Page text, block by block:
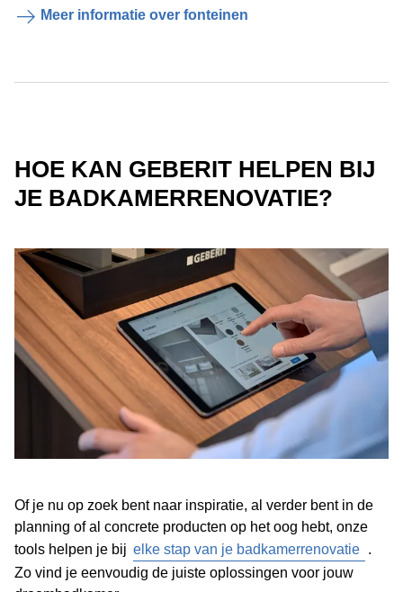
Meer informatie over fonteinen
HOE KAN GEBERIT HELPEN BIJ
JE BADKAMERRENOVATIE?
Of je nu op zoek bent naar inspiratie, al verder bent in de
planning of al concrete producten op het oog hebt, onze
tools helpen je bij elke stap van je badkamerrenovatie .
Zo vind je eenvoudig de juiste oplossingen voor jouw